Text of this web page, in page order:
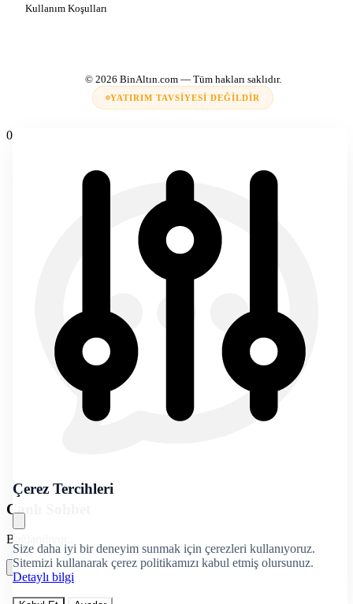
Kullanım Koşulları
© 2026 BinAltın.com— Tüm hakları saklıdır.
YATIRIM TAVSIYESI DEĞILDIR
Çerez Tercihleri
Size daha iyi bir deneyim sunmak için çerezleri kullanıyoruz.
Sitemizi kullanarak çerez politikamızı kabul etmiş olursunuz.
Detaylı bilgi
0
Canlı Sohbet
Bağlanılıyor...